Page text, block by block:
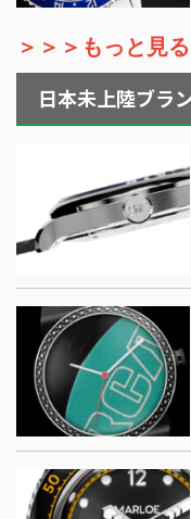
＞＞＞もっと見る
日本未上陸ブラ